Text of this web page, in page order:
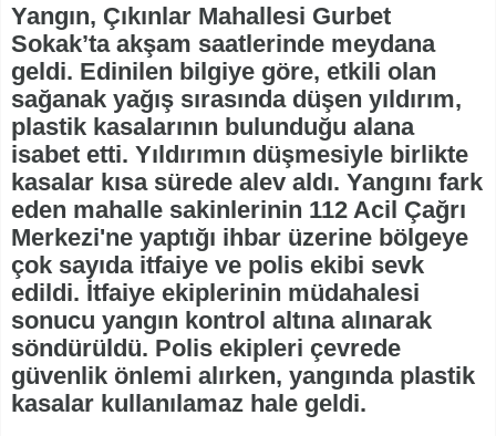
Yangın, Çıkınlar Mahallesi Gurbet
Sokak’ta akşam saatlerinde meydana
geldi. Edinilen bilgiye göre, etkili olan
sağanak yağış sırasında düşen yıldırım,
plastik kasalarının bulunduğu alana
isabet etti. Yıldırımın düşmesiyle birlikte
kasalar kısa sürede alev aldı. Yangını fark
eden mahalle sakinlerinin 112 Acil Çağrı
Merkezi'ne yaptığı ihbar üzerine bölgeye
çok sayıda itfaiye ve polis ekibi sevk
edildi. İtfaiye ekiplerinin müdahalesi
sonucu yangın kontrol altına alınarak
söndürüldü. Polis ekipleri çevrede
güvenlik önlemi alırken, yangında plastik
kasalar kullanılamaz hale geldi.